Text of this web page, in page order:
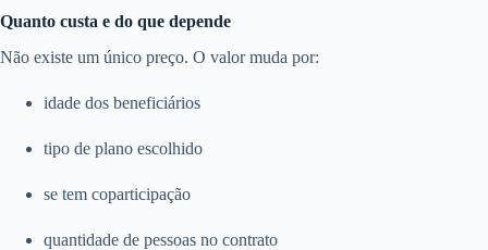
Quanto custa e do que depende
Não existe um único preço. O valor muda por:
idade dos beneficiários
tipo de plano escolhido
se tem coparticipação
quantidade de pessoas no contrato